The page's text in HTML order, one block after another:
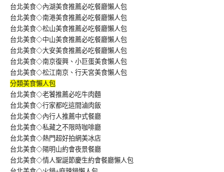
台北美食◇內湖美食推薦必吃餐廳懶人包
台北美食◇南港美食推薦必吃餐廳懶人包
台北美食◇松山美食推薦必吃餐廳懶人包
台北美食◇中山美食推薦必吃餐廳懶人包
台北美食◇大安美食推薦必吃餐廳懶人包
台北美食◇南京復興、小巨蛋美食懶人包
台北美食◇松江南京、行天宮美食懶人包
分類美食懶人包
台北美食◇老饕推薦必吃牛肉麵
台北美食◇行家都吃這間滷肉飯
台北美食◇內行人推薦中式餐廳
台北美食◇私藏之不限時咖啡廳
台北美食◇熱門超好拍網美冰店
台北美食◇陽明山約會夜景餐廳
台北美食◇情人聖誕節慶生約會餐廳懶人包